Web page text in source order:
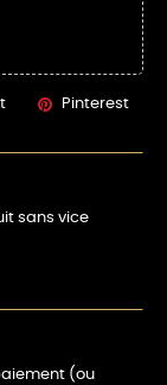
Pinterest
sans vice
(ou